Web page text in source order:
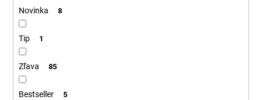
Novinka 8
Tip 1
Zľava 85
Bestseller 5
O